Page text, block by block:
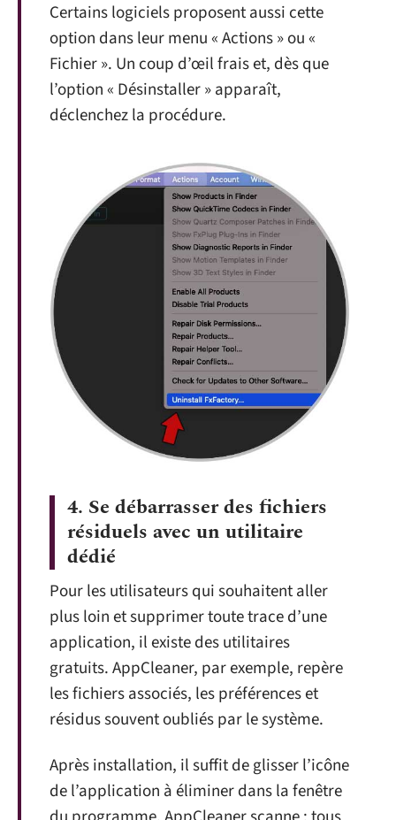
Certains logiciels proposent aussi cette
option dans leur menu « Actions » ou «
Fichier ». Un coup d’œil frais et, dès que
l’option « Désinstaller » apparaît,
déclenchez la procédure.
4. Se débarrasser des fichiers
résiduels avec un utilitaire
dédié
Pour les utilisateurs qui souhaitent aller
plus loin et supprimer toute trace d’une
application, il existe des utilitaires
gratuits. AppCleaner, par exemple, repère
les fichiers associés, les préférences et
résidus souvent oubliés par le système.
Après installation, il suffit de glisser l’icône
de l’application à éliminer dans la fenêtre